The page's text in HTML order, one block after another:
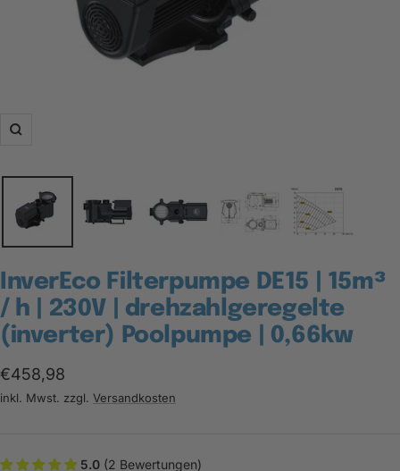
Zoom
InverEco Filterpumpe DE15 | 15m³
/ h | 230V | drehzahlgeregelte
(inverter) Poolpumpe | 0,66kw
Angebotspreis
€458,98
inkl. Mwst. zzgl. Versandkosten
5.0 (2 Bewertungen)